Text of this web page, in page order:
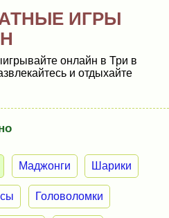
ИГРЫ
онлайн в Три в
и отдыхайте
Маджонги Шарики
Головоломки